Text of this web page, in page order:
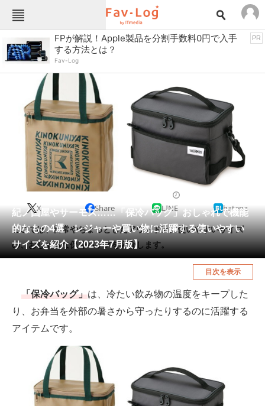
Fav-Logカテゴリー一覧
TOP
インテリア・収納 おもちゃ・ホビー
キッチン家電
キッチン用品 ゲーム
コンテンツ・サービス スイーツ・お菓子
スポーツ・レジャー スマホ・携帯電話
パソコン・タブレット
ペット 家電
工具・DIY 本・DVD・CD
生活家電 生活用品
釣り具・釣り用品
食器・グラス・カトラリー
メディア
注目記事を集めた総合ページ
FPが解説！Apple製品を分割手数料0円で入手
する方法とは？
Fav-Log
PR
紀ノ国屋やサーモス……「保冷バッグ」おしゃれで機能
的なもの4選 レジャーや買い物に活躍する使いやすい
サイズを紹介【2023年7月版】
X Share LINE hatena
ここでは、日常やちょっとしたアウトドアに使いやすいサイズ
の、おしゃれな保冷バッグを紹介します。
目次を表示
「保冷バッグ」は、冷たい飲み物の温度をキープした
り、お弁当を外部の暑さから守ったりするのに活躍する
アイテムです。